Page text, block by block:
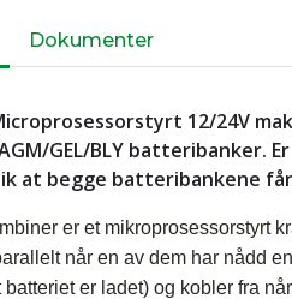
Dokumenter
12/24V
GEL/BLY batteribanker.
at begge batteribankene
er et mikroprosessorstyrt
når en av dem har nådd
batteriet er ladet) og kobler fra